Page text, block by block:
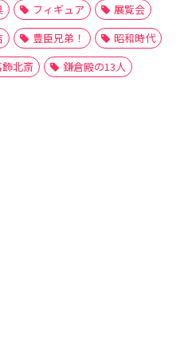
フィギュア
展覧会
豊臣兄弟！
昭和時代
北斎 鎌倉殿の13人